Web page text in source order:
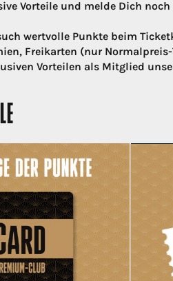
Vorteile und melde Dich
wertvolle Punkte beim
Freikarten (nur
Vorteilen als Mitglied